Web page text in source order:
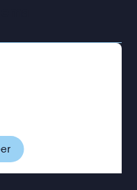
haar eerste kind.
eigen dochter. In
vijftien verklaringen
zij een goede